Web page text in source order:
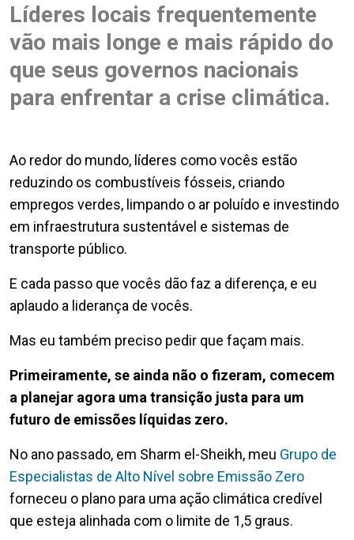
Líderes locais frequentemente
vão mais longe e mais rápido do
que seus governos nacionais
para enfrentar a crise climática.
Ao redor do mundo, líderes como vocês estão
reduzindo os combustíveis fósseis, criando
empregos verdes, limpando o ar poluído e investindo
em infraestrutura sustentável e sistemas de
transporte público.
E cada passo que vocês dão faz a diferença, e eu
aplaudo a liderança de vocês.
Mas eu também preciso pedir que façam mais.
Primeiramente, se ainda não o fizeram, comecem
a planejar agora uma transição justa para um
futuro de emissões líquidas zero.
No ano passado, em Sharm el-Sheikh, meu Grupo de
Especialistas de Alto Nível sobre Emissão Zero
forneceu o plano para uma ação climática credível
que esteja alinhada com o limite de 1,5 graus.